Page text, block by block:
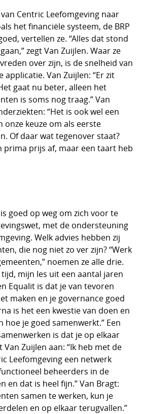
Centric Leefomgeving naar
het financiële systeem, de BRP
vertellen ze. “Alles dat stond
zegt Van Zuijlen. Waar ze
over zijn, is de snelheid van
Van Zuijlen: “Er zit
gaat nu beter, alleen het
is soms nog traag.” Van
“Het is ook wel een
onze keuze om als eerste
Of daar wat tegenover staat?
prima prijs af, maar een taart heb
goed op weg om zich voor te
met de ondersteuning
Welk advies hebben zij
die nog niet zo ver zijn? “Werk
noemen ze alle drie.
tijd, mijn les uit een aantal jaren
Equalit is dat je van tevoren
maken en je governance goed
is het een kwestie van doen en
hoe je goed samenwerkt.” Een
is dat je op elkaar
Zuijlen aan: “Ik heb met de
Leefomgeving een netwerk
beheerders in de
en dat is heel fijn.” Van Bragt:
samen te werken, kun je
en op elkaar terugvallen.”